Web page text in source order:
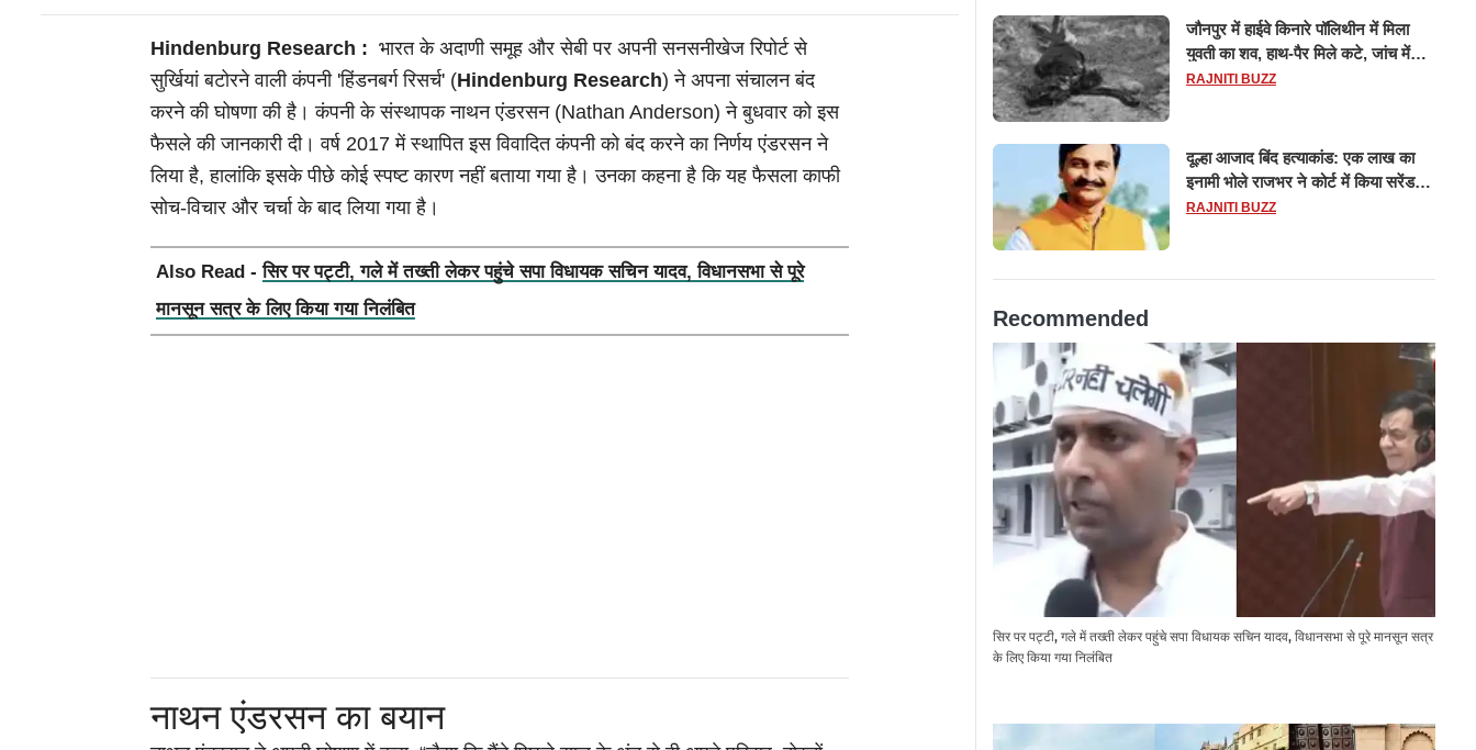
Hindenburg Research : भारत के अदाणी समूह और सेबी पर अपनी सनसनीखेज रिपोर्ट से
सुर्खियां बटोरने वाली कंपनी 'हिंडनबर्ग रिसर्च' (Hindenburg Research) ने अपना संचालन बंद
करने की घोषणा की है। कंपनी के संस्थापक नाथन एंडरसन (Nathan Anderson) ने बुधवार को इस
फैसले की जानकारी दी। वर्ष 2017 में स्थापित इस विवादित कंपनी को बंद करने का निर्णय एंडरसन ने
लिया है, हालांकि इसके पीछे कोई स्पष्ट कारण नहीं बताया गया है। उनका कहना है कि यह फैसला काफी
सोच-विचार और चर्चा के बाद लिया गया है।
Also Read -सिर पर पट्टी, गले में तख्ती लेकर पहुंचे सपा विधायक सचिन यादव, विधानसभा से पूरे
मानसून सत्र के लिए किया गया निलंबित
नाथन एंडरसन का बयान
जौनपुर में हाईवे किनारे पॉलिथीन में मिला
युवती का शव, हाथ-पैर मिले कटे, जांच में
जुटी पुलिस
RAJNITI BUZZ
दूल्हा आजाद बिंद हत्याकांड: एक लाख का
इनामी भोले राजभर ने कोर्ट में किया सरेंडर,
14 दिन के लिए भेजा गया जेल
RAJNITI BUZZ
Recommended
सिर पर पट्टी, गले में तख्ती लेकर पहुंचे सपा विधायक सचिन यादव, विधानसभा से पूरे मानसून सत्र
के लिए किया गया निलंबित